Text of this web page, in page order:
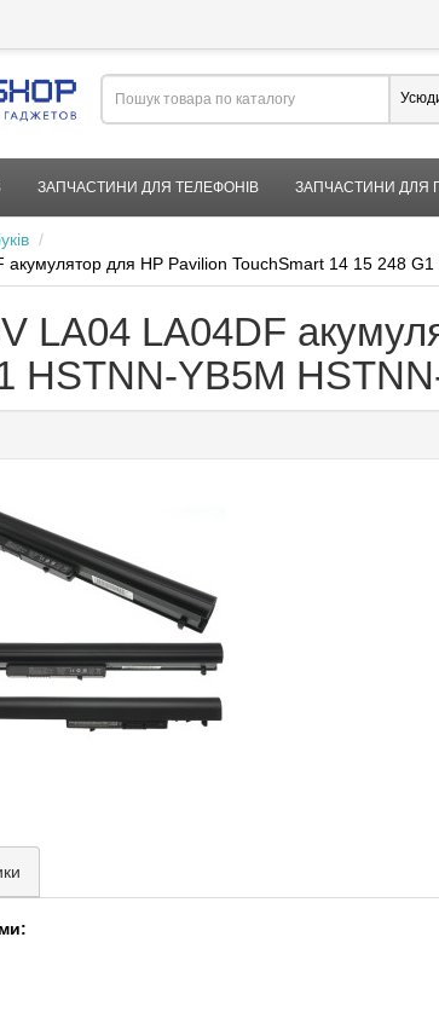
ЗАПЧАСТИНИ ДЛЯ ТЕЛЕФОНІВ ЗАПЧАСТИНИ ДЛЯ
для HP Pavilion TouchSmart 14 15 248
LA04 LA04DF
HSTNN-YB5M